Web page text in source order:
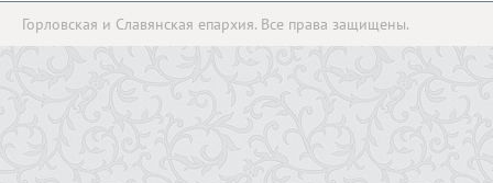
Горловская и Славянская епархия. Все права защищены.